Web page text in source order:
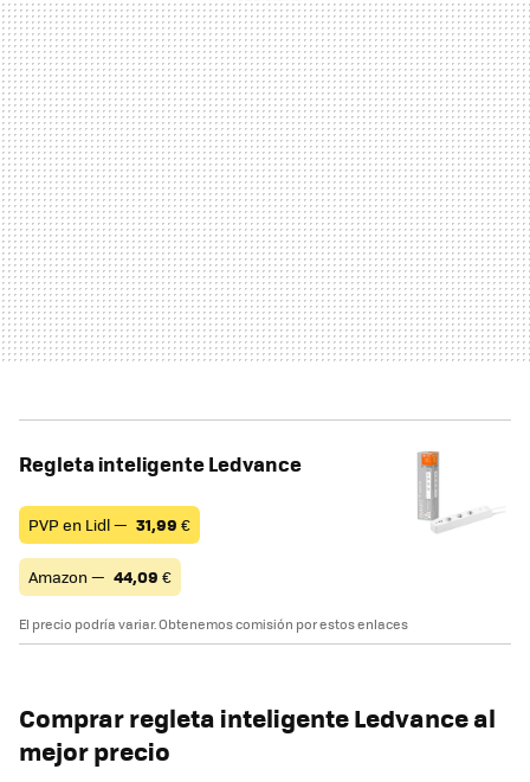
Regleta inteligente Ledvance
PVP en Lidl — 31,99 €
Amazon — 44,09 €
El precio podría variar. Obtenemos comisión por estos enlaces
Comprar regleta inteligente Ledvance al
mejor precio